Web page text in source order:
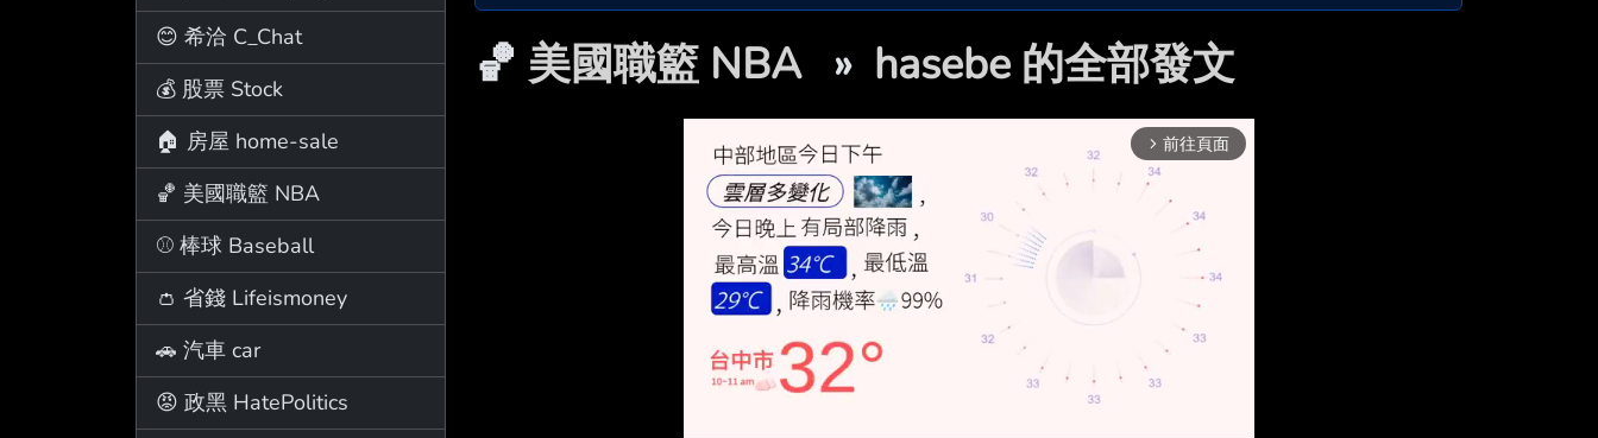
😊 希洽 C_Chat
💰 股票 Stock
🏠 房屋 home-sale
🏀 美國職籃 NBA
⚾ 棒球 Baseball
👛 省錢 Lifeismoney
🚗 汽車 car
😡 政黑 HatePolitics
🏀 美國職籃 NBA » hasebe 的全部發文
arrow_forward_ios 前往頁面